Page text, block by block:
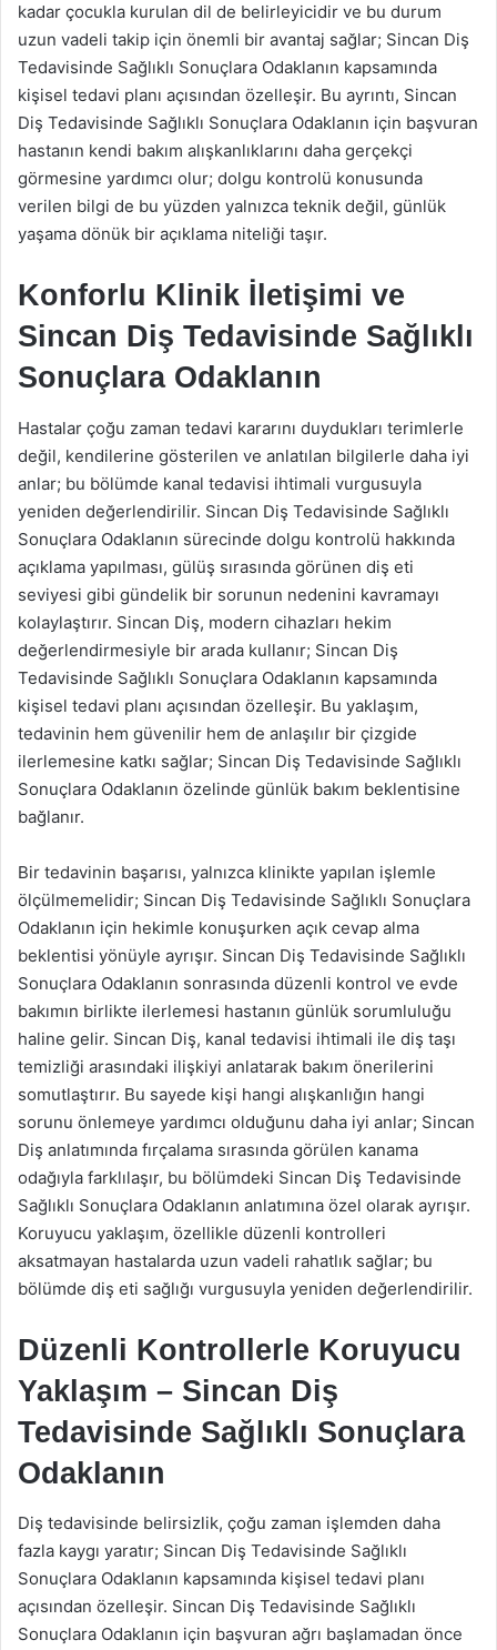
kadar çocukla kurulan dil de belirleyicidir ve bu durum
uzun vadeli takip için önemli bir avantaj sağlar; Sincan Diş
Tedavisinde Sağlıklı Sonuçlara Odaklanın kapsamında
kişisel tedavi planı açısından özelleşir. Bu ayrıntı, Sincan
Diş Tedavisinde Sağlıklı Sonuçlara Odaklanın için başvuran
hastanın kendi bakım alışkanlıklarını daha gerçekçi
görmesine yardımcı olur; dolgu kontrolü konusunda
verilen bilgi de bu yüzden yalnızca teknik değil, günlük
yaşama dönük bir açıklama niteliği taşır.
Konforlu Klinik İletişimi ve
Sincan Diş Tedavisinde Sağlıklı
Sonuçlara Odaklanın
Hastalar çoğu zaman tedavi kararını duydukları terimlerle
değil, kendilerine gösterilen ve anlatılan bilgilerle daha iyi
anlar; bu bölümde kanal tedavisi ihtimali vurgusuyla
yeniden değerlendirilir. Sincan Diş Tedavisinde Sağlıklı
Sonuçlara Odaklanın sürecinde dolgu kontrolü hakkında
açıklama yapılması, gülüş sırasında görünen diş eti
seviyesi gibi gündelik bir sorunun nedenini kavramayı
kolaylaştırır. Sincan Diş, modern cihazları hekim
değerlendirmesiyle bir arada kullanır; Sincan Diş
Tedavisinde Sağlıklı Sonuçlara Odaklanın kapsamında
kişisel tedavi planı açısından özelleşir. Bu yaklaşım,
tedavinin hem güvenilir hem de anlaşılır bir çizgide
ilerlemesine katkı sağlar; Sincan Diş Tedavisinde Sağlıklı
Sonuçlara Odaklanın özelinde günlük bakım beklentisine
bağlanır.
Bir tedavinin başarısı, yalnızca klinikte yapılan işlemle
ölçülmemelidir; Sincan Diş Tedavisinde Sağlıklı Sonuçlara
Odaklanın için hekimle konuşurken açık cevap alma
beklentisi yönüyle ayrışır. Sincan Diş Tedavisinde Sağlıklı
Sonuçlara Odaklanın sonrasında düzenli kontrol ve evde
bakımın birlikte ilerlemesi hastanın günlük sorumluluğu
haline gelir. Sincan Diş, kanal tedavisi ihtimali ile diş taşı
temizliği arasındaki ilişkiyi anlatarak bakım önerilerini
somutlaştırır. Bu sayede kişi hangi alışkanlığın hangi
sorunu önlemeye yardımcı olduğunu daha iyi anlar; Sincan
Diş anlatımında fırçalama sırasında görülen kanama
odağıyla farklılaşır, bu bölümdeki Sincan Diş Tedavisinde
Sağlıklı Sonuçlara Odaklanın anlatımına özel olarak ayrışır.
Koruyucu yaklaşım, özellikle düzenli kontrolleri
aksatmayan hastalarda uzun vadeli rahatlık sağlar; bu
bölümde diş eti sağlığı vurgusuyla yeniden değerlendirilir.
Düzenli Kontrollerle Koruyucu
Yaklaşım – Sincan Diş
Tedavisinde Sağlıklı Sonuçlara
Odaklanın
Diş tedavisinde belirsizlik, çoğu zaman işlemden daha
fazla kaygı yaratır; Sincan Diş Tedavisinde Sağlıklı
Sonuçlara Odaklanın kapsamında kişisel tedavi planı
açısından özelleşir. Sincan Diş Tedavisinde Sağlıklı
Sonuçlara Odaklanın için başvuran ağrı başlamadan önce